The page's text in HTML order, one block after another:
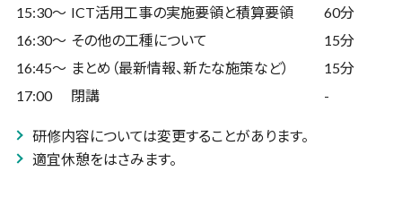
15:30〜 ICT活用工事の実施要領と積算要領
60分
16:30〜 その他の工種について
15分
16:45〜 まとめ（最新情報、新たな施策など）
15分
17:00
閉講 -
研修内容については変更することがあります。
適宜休憩をはさみます。